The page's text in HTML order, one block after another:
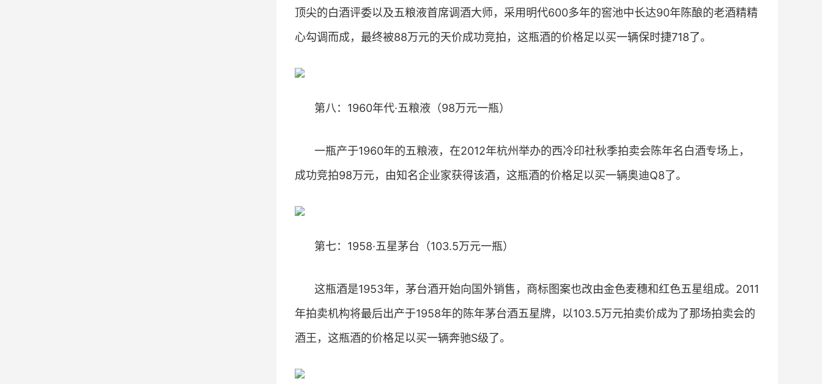
顶尖的白酒评委以及五粮液首席调酒大师，采用明代600多年的窖池中长达90年陈酿的老酒精精
心勾调而成，最终被88万元的天价成功竞拍，这瓶酒的价格足以买一辆保时捷718了。
第八：1960年代·五粮液（98万元一瓶）
一瓶产于1960年的五粮液，在2012年杭州举办的西冷印社秋季拍卖会陈年名白酒专场上，
成功竞拍98万元，由知名企业家获得该酒，这瓶酒的价格足以买一辆奥迪Q8了。
第七：1958·五星茅台（103.5万元一瓶）
这瓶酒是1953年，茅台酒开始向国外销售，商标图案也改由金色麦穗和红色五星组成。2011
年拍卖机构将最后出产于1958年的陈年茅台酒五星牌，以103.5万元拍卖价成为了那场拍卖会的
酒王，这瓶酒的价格足以买一辆奔驰S级了。